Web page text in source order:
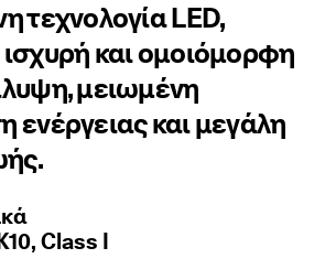
τεχνολογία LED,
και ομοιόμορφη
μειωμένη
ενέργειας και μεγάλη
Class I